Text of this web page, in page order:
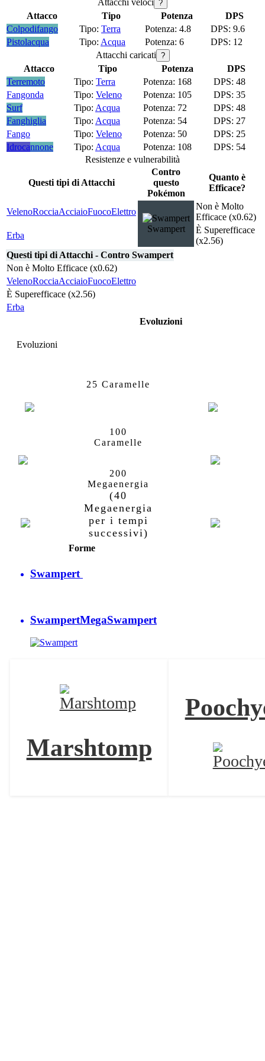
Attacchi veloci ?
Attacco Tipo Potenza
DPS
Colpodifango
Terra 4.8
9.6
Pistolacqua
Acqua 6
12
Attacchi caricati ?
Attacco Tipo Potenza
DPS
Terremoto
Terra 168
48
Fangonda
Veleno 105
35
Surf
Acqua 72
48
Fanghiglia
Acqua 54
27
Fango
Veleno 50
25
Idrocannone
Acqua 108
54
Resistenze e vulnerabilità
Questi tipi di Attacchi
Contro
questo
Pokémon
Quanto è
Efficace?
VelenoRocciaAcciaioFuocoElettro
Swampert
Non è Molto
Efficace (x0.62)
Erba
È Superefficace
(x2.56)
Questi tipi di Attacchi - Contro Swampert
Non è Molto Efficace (x0.62)
VelenoRocciaAcciaioFuocoElettro
È Superefficace (x2.56)
Erba
Evoluzioni
Evoluzioni
25 Caramelle
100
Caramelle
200
Megaenergia
(40
Megaenergia
per i tempi
successivi)
Forme
Swampert
SwampertMegaSwampert
Marshtomp